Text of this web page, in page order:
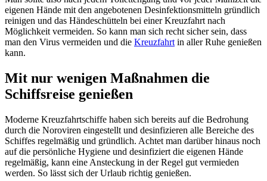
eigenen Hände mit den angebotenen Desinfektionsmitteln gründlich
reinigen und das Händeschütteln bei einer Kreuzfahrt nach
Möglichkeit vermeiden. So kann man sich recht sicher sein, dass
man den Virus vermeiden und die Kreuzfahrt in aller Ruhe genießen
kann.
Mit nur wenigen Maßnahmen die
Schiffsreise genießen
Moderne Kreuzfahrtschiffe haben sich bereits auf die Bedrohung
durch die Noroviren eingestellt und desinfizieren alle Bereiche des
Schiffes regelmäßig und gründlich. Achtet man darüber hinaus noch
auf die persönliche Hygiene und desinfiziert die eigenen Hände
regelmäßig, kann eine Ansteckung in der Regel gut vermieden
werden. So lässt sich der Urlaub richtig genießen.